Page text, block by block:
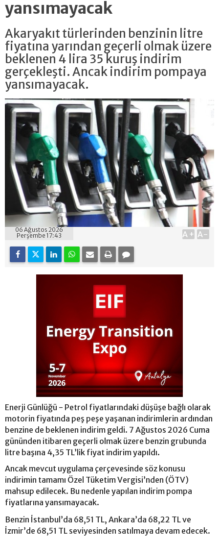
yansımayacak
Akaryakıt türlerinden benzinin litre
fiyatına yarından geçerli olmak üzere
beklenen 4 lira 35 kuruş indirim
gerçekleşti. Ancak indirim pompaya
yansımayacak.
06 Ağustos 2026
Perşembe 17:43
A+ A-
Enerji Günlüğü - Petrol fiyatlarındaki düşüşe bağlı olarak
motorin fiyatında peş peşe yaşanan indirimlerin ardından
benzine de beklenen indirim geldi. 7 Ağustos 2026 Cuma
gününden itibaren geçerli olmak üzere benzin grubunda
litre başına 4,35 TL’lik fiyat indirim yapıldı.
Ancak mevcut uygulama çerçevesinde söz konusu
indirimin tamamı Özel Tüketim Vergisi’nden (ÖTV)
mahsup edilecek. Bu nedenle yapılan indirim pompa
fiyatlarına yansımayacak.
Benzin İstanbul’da 68,51 TL, Ankara’da 68,22 TL ve
İzmir’de 68,51 TL seviyesinden satılmaya devam edecek.